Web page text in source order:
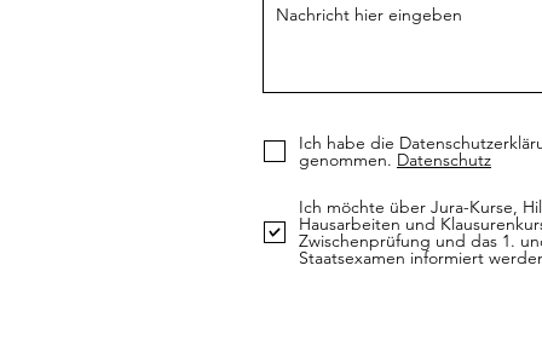
Ich habe die
genommen. Datenschutz
Ich möchte über Jura-Kurse,
Hausarbeiten und
Zwischenprüfung und das 1.
Staatsexamen informiert